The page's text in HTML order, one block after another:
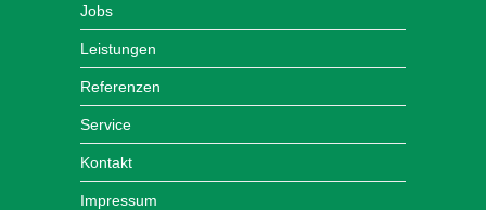
Jobs
Leistungen
Referenzen
Service
Kontakt
Impressum